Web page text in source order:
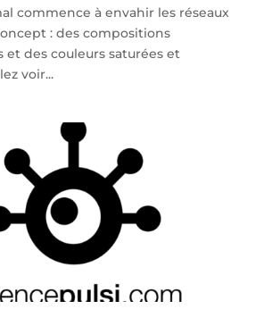
commence à envahir les réseaux
: des compositions
et des couleurs saturées et
voir...